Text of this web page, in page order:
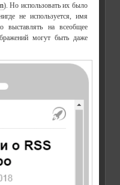
). Но использовать их было
не используется, имя
выставлять на всеобщее
могут быть даже